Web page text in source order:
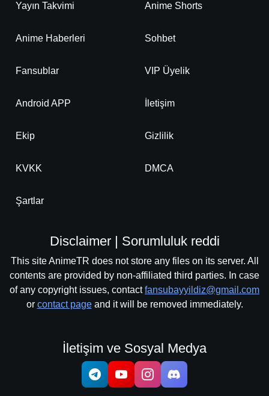
Yayın Takvimi Anime Shorts
Anime Haberleri Sohbet
Fansublar VIP Üyelik
Android APP İletişim
Ekip Gizlilik
KVKK DMCA
Şartlar
Disclaimer | Sorumluluk reddi
This site AnimeTR does not store any files on its server. All
contents are provided by non-affiliated third parties. In case
of any copyright issues, contactfansubayyildiz@gmail.com
or contact pageand it will be removed immediately.
İletişim ve Sosyal Medya